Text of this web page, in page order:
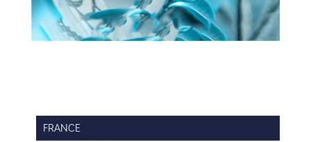
FRANCE